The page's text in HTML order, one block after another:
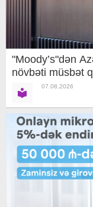
"Moody’s"dən
növbəti müsbət
07.08.2026